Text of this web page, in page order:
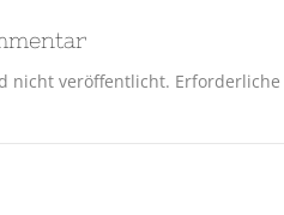
nicht veröffentlicht.